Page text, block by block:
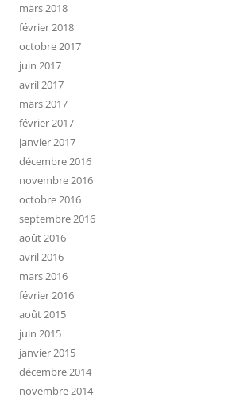
mars 2018
février 2018
octobre 2017
juin 2017
avril 2017
mars 2017
février 2017
janvier 2017
décembre 2016
novembre 2016
octobre 2016
septembre 2016
août 2016
avril 2016
mars 2016
février 2016
août 2015
juin 2015
janvier 2015
décembre 2014
novembre 2014